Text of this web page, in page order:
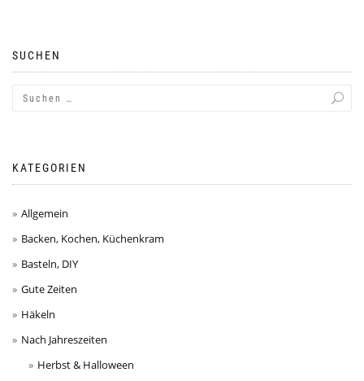
SUCHEN
KATEGORIEN
Allgemein
Backen, Kochen, Küchenkram
Basteln, DIY
Gute Zeiten
Häkeln
Nach Jahreszeiten
Herbst & Halloween